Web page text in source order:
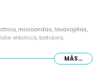
microondas, lavavajillas,
eléctrico, batidora,
MÁS...